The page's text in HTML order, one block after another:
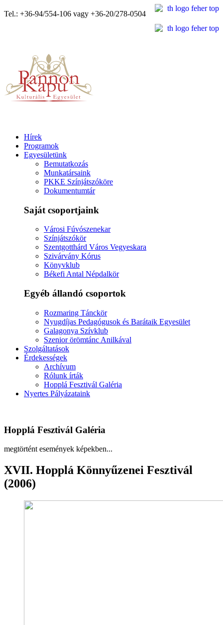
Tel.: +36-94/554-106 vagy +36-20/278-0504
Hírek
Programok
Egyesületünk
Bemutatkozás
Munkatársaink
PKKE Színjátszóköre
Dokumentumtár
Saját csoportjaink
Városi Fúvószenekar
Színjátszókör
Szentgotthárd Város Vegyeskara
Szivárvány Kórus
Könyvklub
Békefi Antal Népdalkör
Egyéb állandó csoportok
Rozmaring Tánckör
Nyugdíjas Pedagógusok és Barátaik Egyesület
Galagonya Szívklub
Szenior örömtánc Anilkával
Szolgáltatások
Érdekességek
Archívum
Rólunk írták
Hopplá Fesztivál Galéria
Nyertes Pályázataink
Hopplá Fesztivál Galéria
megtörtént események képekben...
XVII. Hopplá Könnyűzenei Fesztivál
(2006)